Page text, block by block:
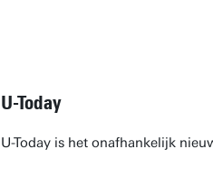
U-Today
U-Today is het onafhankelijk